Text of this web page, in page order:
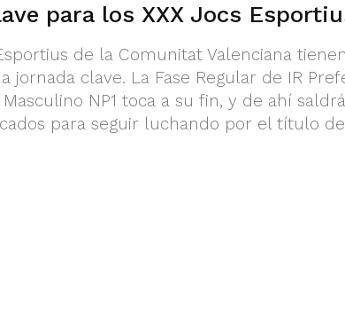
para los XXX Jocs
de la Comunitat Valenciana
jornada clave. La Fase Regular de IR
NP1 toca a su fin, y de ahí
para seguir luchando por el título de